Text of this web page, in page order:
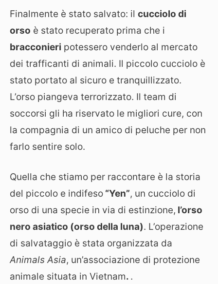
Finalmente è stato salvato: il cucciolo di
orso è stato recuperato prima che i
bracconieri potessero venderlo al mercato
dei trafficanti di animali. Il piccolo cucciolo è
stato portato al sicuro e tranquillizzato.
L’orso piangeva terrorizzato. Il team di
soccorsi gli ha riservato le migliori cure, con
la compagnia di un amico di peluche per non
farlo sentire solo.
Quella che stiamo per raccontare è la storia
del piccolo e indifeso “Yen”, un cucciolo di
orso di una specie in via di estinzione, l’orso
nero asiatico (orso della luna). L’operazione
di salvataggio è stata organizzata da
Animals Asia, un’associazione di protezione
animale situata in Vietnam. .